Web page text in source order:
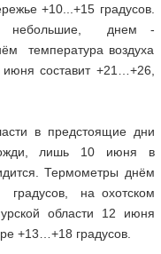
+10...+15 градусов.
небольшие, днем -
температура воздуха
составит +21…+26,
в предстоящие дни
лишь 10 июня в
Термометры днём
градусов, на охотском
области 12 июня
+13…+18 градусов.